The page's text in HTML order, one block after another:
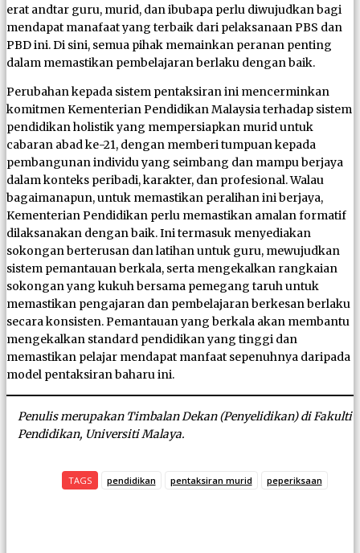
erat andtar guru, murid, dan ibubapa perlu diwujudkan bagi
mendapat manafaat yang terbaik dari pelaksanaan PBS dan
PBD ini. Di sini, semua pihak memainkan peranan penting
dalam memastikan pembelajaran berlaku dengan baik.
Perubahan kepada sistem pentaksiran ini mencerminkan
komitmen Kementerian Pendidikan Malaysia terhadap sistem
pendidikan holistik yang mempersiapkan murid untuk
cabaran abad ke-21, dengan memberi tumpuan kepada
pembangunan individu yang seimbang dan mampu berjaya
dalam konteks peribadi, karakter, dan profesional. Walau
bagaimanapun, untuk memastikan peralihan ini berjaya,
Kementerian Pendidikan perlu memastikan amalan formatif
dilaksanakan dengan baik. Ini termasuk menyediakan
sokongan berterusan dan latihan untuk guru, mewujudkan
sistem pemantauan berkala, serta mengekalkan rangkaian
sokongan yang kukuh bersama pemegang taruh untuk
memastikan pengajaran dan pembelajaran berkesan berlaku
secara konsisten. Pemantauan yang berkala akan membantu
mengekalkan standard pendidikan yang tinggi dan
memastikan pelajar mendapat manfaat sepenuhnya daripada
model pentaksiran baharu ini.
Penulis merupakan Timbalan Dekan (Penyelidikan) di Fakulti
Pendidikan, Universiti Malaya.
TAGS pendidikan pentaksiran murid peperiksaan